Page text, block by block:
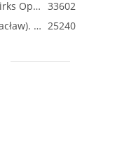
Die Kunstdenkmäler des Reg.-Bezirks Oppeln 33602
Ziemie ruskie : Ukraina (Kijów - Bracław). Dział 1 25240